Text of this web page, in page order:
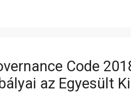
Code
az Egyesült